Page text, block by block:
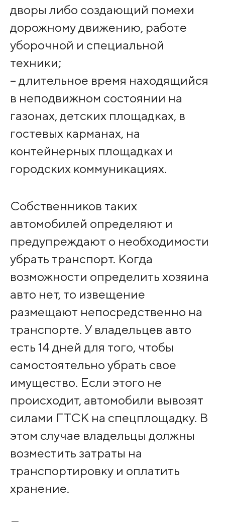
дворы либо создающий помехи
дорожному движению, работе
уборочной и специальной
техники;
– длительное время находящийся
в неподвижном состоянии на
газонах, детских площадках, в
гостевых карманах, на
контейнерных площадках и
городских коммуникациях.
Собственников таких
автомобилей определяют и
предупреждают о необходимости
убрать транспорт. Когда
возможности определить хозяина
авто нет, то извещение
размещают непосредственно на
транспорте. У владельцев авто
есть 14 дней для того, чтобы
самостоятельно убрать свое
имущество. Если этого не
происходит, автомобили вывозят
силами ГТСК на спецплощадку. В
этом случае владельцы должны
возместить затраты на
транспортировку и оплатить
хранение.